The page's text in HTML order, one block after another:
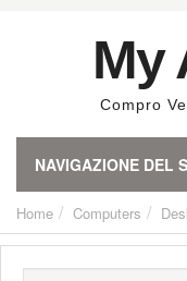
My
Compro
NAVIGAZIONE DEL
Home Computers